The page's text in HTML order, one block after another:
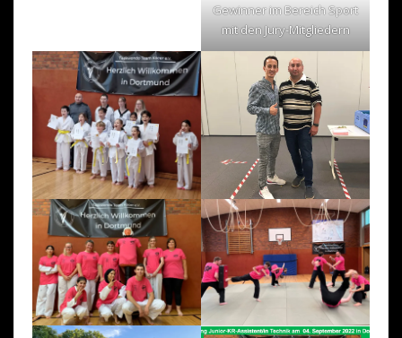
Gewinner im Bereich Sport
mit den Jury-Mitgliedern